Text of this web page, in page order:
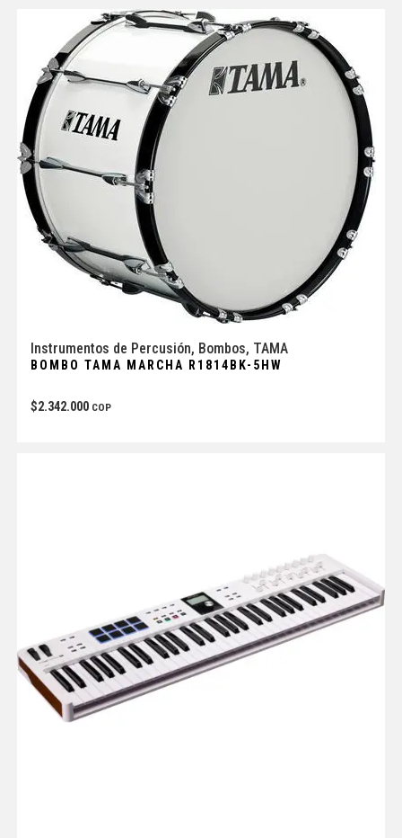
Instrumentos de Percusión, Bombos, TAMA
BOMBO TAMA MARCHA R1814BK-5HW
$2.342.000 COP